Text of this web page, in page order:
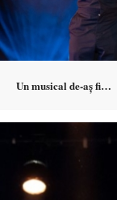
Un musical de-aș fi…